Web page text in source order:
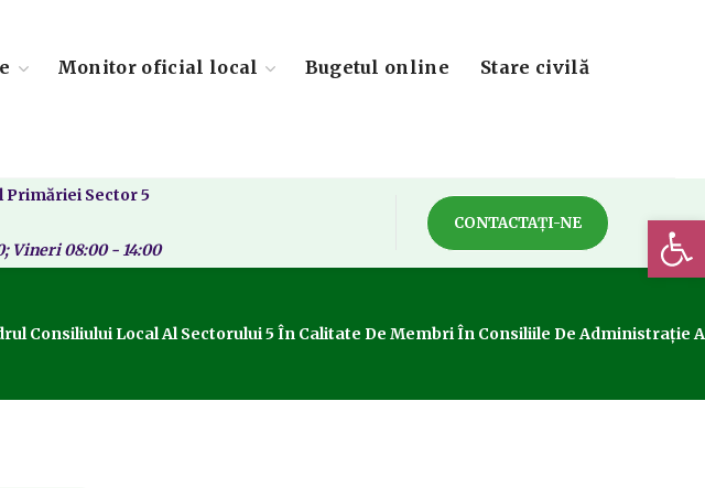
Monitor oficial local Bugetul online Stare civilă
Primăriei Sector 5
Vineri 08:00 - 14:00
CONTACTAȚI-NE
Consiliului Local Al Sectorului 5 În Calitate De Membri În Consiliile De